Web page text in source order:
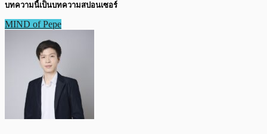
บทความนี้เป็นบทความสปอนเซอร์
MIND of Pepe